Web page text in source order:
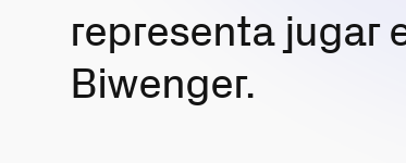
representa jugar
Biwenger.